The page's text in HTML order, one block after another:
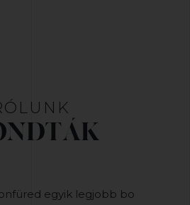
legjobb borászata!